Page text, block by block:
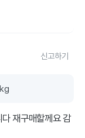
신고하기
재구매할께요 감